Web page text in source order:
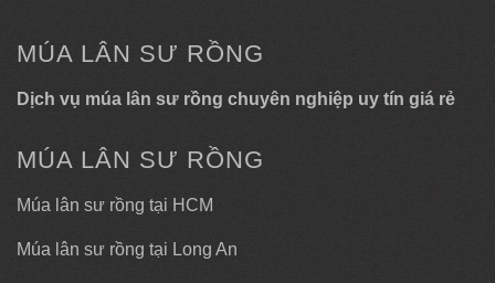
MÚA LÂN SƯ RỒNG
Dịch vụ múa lân sư rồng chuyên nghiệp uy tín giá rẻ
MÚA LÂN SƯ RỒNG
Múa lân sư rồng tại HCM
Múa lân sư rồng tại Long An